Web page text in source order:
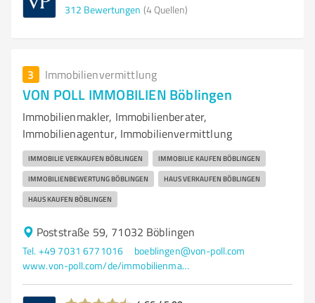
312 Bewertungen (4 Quellen)
3 Immobilienvermittlung
VON POLL IMMOBILIEN Böblingen
Immobilienmakler, Immobilienberater,
Immobilienagentur, Immobilienvermittlung
IMMOBILIE VERKAUFEN BÖBLINGEN IMMOBILIE KAUFEN BÖBLINGEN
IMMOBILIENBEWERTUNG BÖBLINGEN HAUS VERKAUFEN BÖBLINGEN
HAUS KAUFEN BÖBLINGEN
Poststraße 59, 71032 Böblingen
Tel. +49 7031 6771016
boeblingen@von-poll.com
www.von-poll.com/de/immobilienmakler/boeblingen